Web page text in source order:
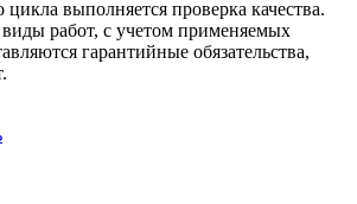
выполняется проверка качества.
работ, с учетом применяемых
гарантийные обязательства,